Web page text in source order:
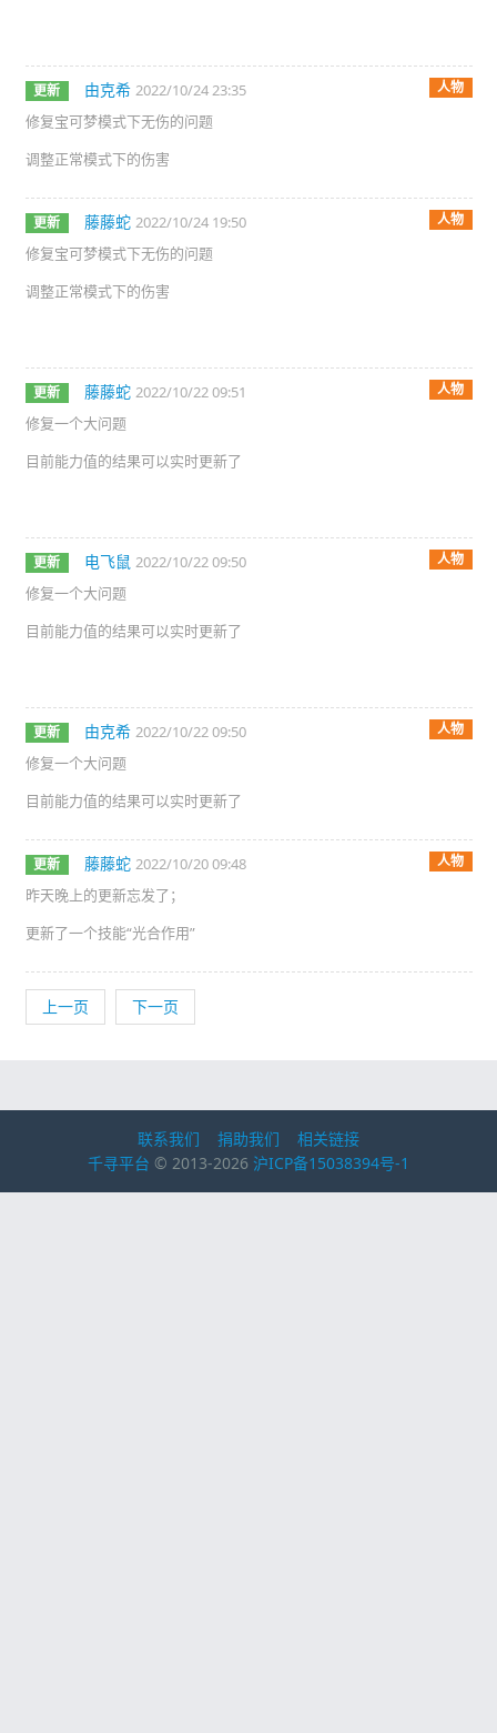
更新 由克希 2022/10/24 23:35 人物
修复宝可梦模式下无伤的问题
调整正常模式下的伤害
更新 藤藤蛇 2022/10/24 19:50 人物
修复宝可梦模式下无伤的问题
调整正常模式下的伤害
更新 藤藤蛇 2022/10/22 09:51 人物
修复一个大问题
目前能力值的结果可以实时更新了
更新 电飞鼠 2022/10/22 09:50 人物
修复一个大问题
目前能力值的结果可以实时更新了
更新 由克希 2022/10/22 09:50 人物
修复一个大问题
目前能力值的结果可以实时更新了
更新 藤藤蛇 2022/10/20 09:48 人物
昨天晚上的更新忘发了；
更新了一个技能“光合作用”
上一页 下一页
联系我们 捐助我们
相关链接
千寻平台 © 2013-2026 沪ICP备15038394号-1